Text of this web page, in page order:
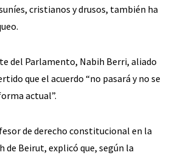
cristianos y drusos, también ha
del Parlamento, Nabih Berri, aliado
que el acuerdo “no pasará y no se
actual”.
de derecho constitucional en la
de Beirut, explicó que, según la